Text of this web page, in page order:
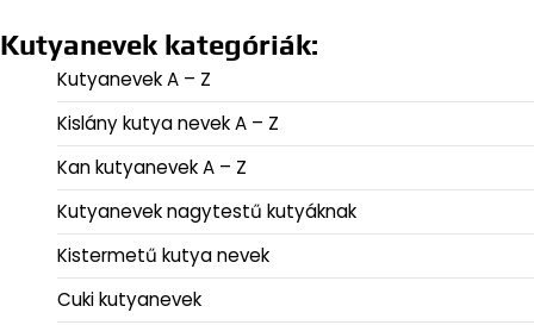
Kutyanevek kategóriák:
Kutyanevek A – Z
Kislány kutya nevek A – Z
Kan kutyanevek A – Z
Kutyanevek nagytestű kutyáknak
Kistermetű kutya nevek
Cuki kutyanevek